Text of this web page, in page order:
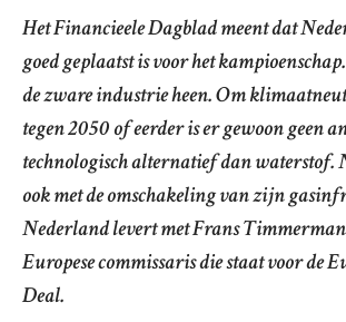
Het Financieele Dagblad meent dat
goed geplaatst is voor het
de zware industrie heen. Om
tegen 2050 of eerder is er gewoon geen
technologisch alternatief dan waterstof.
ook met de omschakeling van zijn
Nederland levert met Frans
Europese commissaris die staat voor de
Deal.